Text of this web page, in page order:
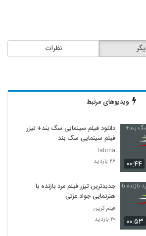
جرموز
دانلود فیلم بیچاره ها
دانلود فیلم این زن ها ساخته عباس رزیجی
۳,۲۰۰ بازدید
دانلود فیلم ایرانی کلاغ پر
دانلود فیلم چراغی در مه به کارگردانی پناه بر خدا
نظرات
ویدیوهای مرتبط
۰۰:۴۴
دانلود فیلم سینمایی سگ بند+ تیزر
فیلم سینمایی سگ بند
fatima
۲۶ بازدید
۰۰:۵۳
جدیدترین تیزر فیلم مرد بازنده با
هنرنمایی جواد عزتی
فیلم ترین
۲۰ بازدید